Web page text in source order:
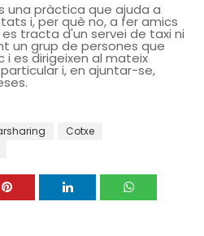
una pràctica que ajuda a
i, per què no, a fer amics
tracta d'un servei de taxi ni
un grup de persones que
i es dirigeixen al mateix
i, en ajuntar-se,
Cotxe